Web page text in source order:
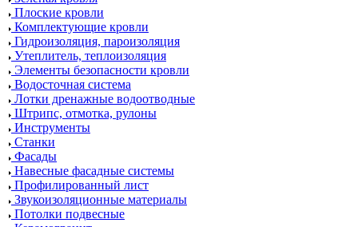
Плоские кровли
Комплектующие кровли
Гидроизоляция, пароизоляция
Утеплитель, теплоизоляция
Элементы безопасности кровли
Водосточная система
Лотки дренажные водоотводные
Штрипс, отмотка, рулоны
Инструменты
Станки
Фасады
Навесные фасадные системы
Профилированный лист
Звукоизоляционные материалы
Потолки подвесные